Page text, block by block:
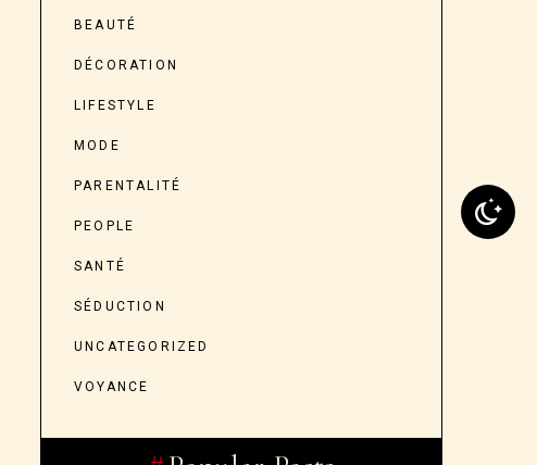
BEAUTÉ
DÉCORATION
LIFESTYLE
MODE
PARENTALITÉ
PEOPLE
SANTÉ
SÉDUCTION
UNCATEGORIZED
VOYANCE